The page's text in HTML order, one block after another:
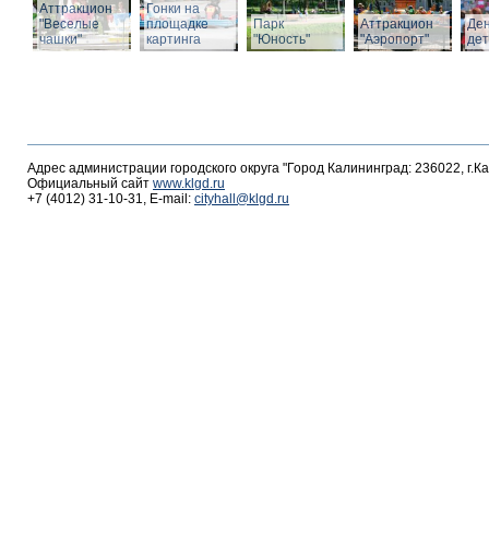
Аттракцион
"Веселые
чашки"
Гонки на
площадке
картинга
Парк
"Юность"
Аттракцион
"Аэропорт"
Адрес администрации городского округа "Город Калининград: 236022,
Официальный сайт www.klgd.ru
+7 (4012) 31-10-31, E-mail: cityhall@klgd.ru